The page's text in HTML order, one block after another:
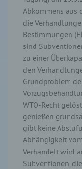
Abkommens aus
die
Bestimmungen
sind
zu einer
den
Grundproblem
WTO-Recht
genießen
gibt keine
Abhängigkeit
Verhandelt wird
Subventionen,